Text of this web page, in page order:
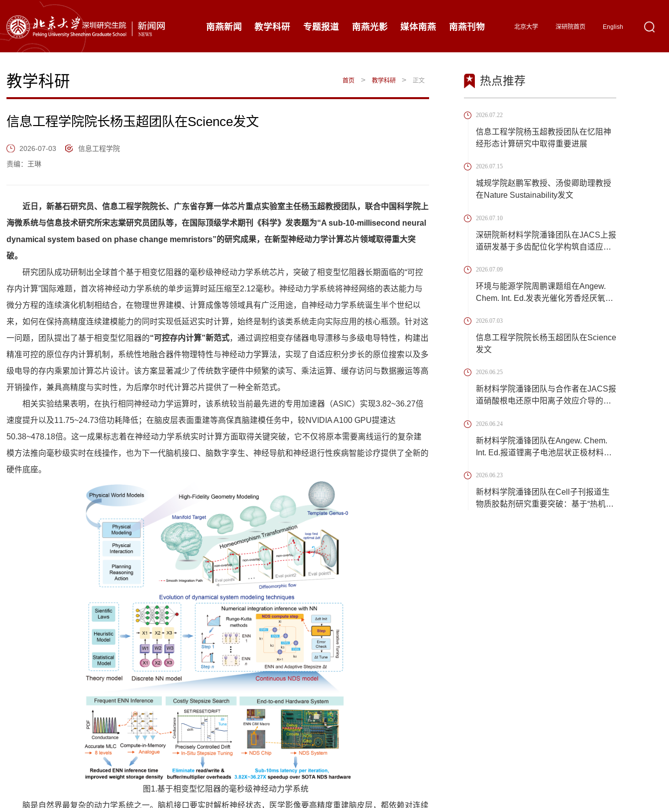
南燕新闻 教学科研 专题报道 南燕光影 媒体南燕 南燕刊物 北京大学 深研院首页 English
教学科研 首页 > 教学科研 > 正文
信息工程学院院长杨玉超团队在Science发文
2026-07-03
信息工程学院
责编：王琳
近日， 新基石研究员、信息工程学院院长、广东省存算一体芯片重点实验室主任杨玉超教授团队， 联合中国科学院上
海微系统与信息技术研究所宋志棠研究员 团队等，在国际顶级学术期刊《科学》发表题为“A sub-10-millisecond neural
dynamical system based on phase change memristors”的研究成果，在新型神经动力学计算芯片领域取得重大突
破。
研究团队成功研制出全球首个基于相变忆阻器的毫秒级神经动力学系统芯片，突破了相变型忆阻器长期面临的“可控
存内计算”国际难题，首次将神经动力学系统的单步运算时延压缩至2.12毫秒。神经动力学系统将神经网络的表达能力与
微分方程的连续演化机制相结合，在物理世界建模、计算成像等领域具有广泛用途，自神经动力学系统诞生半个世纪以
来，如何在保持高精度连续建模能力的同时实现低延迟实时计算，始终是制约该类系统走向实际应用的核心瓶颈。针对这
一问题，团队提出了基于相变型忆阻器的“可控存内计算”新范式，通过调控相变存储器电导漂移与多级电导特性，构建出
精准可控的原位存内计算机制，系统性地融合器件物理特性与神经动力学算法，实现了自适应积分步长的原位搜索以及多
级电导的存内乘累加计算芯片设计。该方案显著减少了传统数字硬件中频繁的读写、乘法运算、缓存访问与数据搬运等高
开销操作，兼具高精度与实时性，为后摩尔时代计算芯片提供了一种全新范式。
相关实验结果表明，在执行相同神经动力学运算时，该系统较当前最先进的专用加速器（ASIC）实现3.82~36.27倍
速度提升以及11.75~24.73倍功耗降低；在脑皮层表面重建等高保真脑建模任务中，较NVIDIA A100 GPU提速达
50.38~478.18倍。这一成果标志着在神经动力学系统实时计算方面取得关键突破，它不仅将原本需要离线运行的复杂建
模方法推向毫秒级实时在线操作，也为下一代脑机接口、脑数字孪生、神经导航和神经退行性疾病智能诊疗提供了全新的
硬件底座。
图1.基于相变型忆阻器的毫秒级神经动力学系统
脑是自然界最复杂的动力学系统之一。脑机接口要实时解析神经状态，医学影像要高精度重建脑皮层，都依赖对连续
热点推荐
2026.07.22
信息工程学院杨玉超教授团队在忆阻神
经形态计算研究中取得重要进展
2026.07.15
城规学院赵鹏军教授、汤俊卿助理教授
在Nature Sustainability发文
2026.07.10
深研院新材料学院潘锋团队在JACS上报
道研发基于多齿配位化学构筑自适应离
2026.07.09
环境与能源学院周鹏课题组在Angew.
Chem. Int. Ed.发表光催化芳香烃厌氧转
2026.07.03
信息工程学院院长杨玉超团队在Science
发文
2026.06.25
新材料学院潘锋团队与合作者在JACS报
道硝酸根电还原中阳离子效应介导的催
2026.06.24
新材料学院潘锋团队在Angew. Chem.
Int. Ed.报道锂离子电池层状正极材料脱
2026.06.23
新材料学院潘锋团队在Cell子刊报道生
物质胶黏剂研究重要突破：基于“热机械